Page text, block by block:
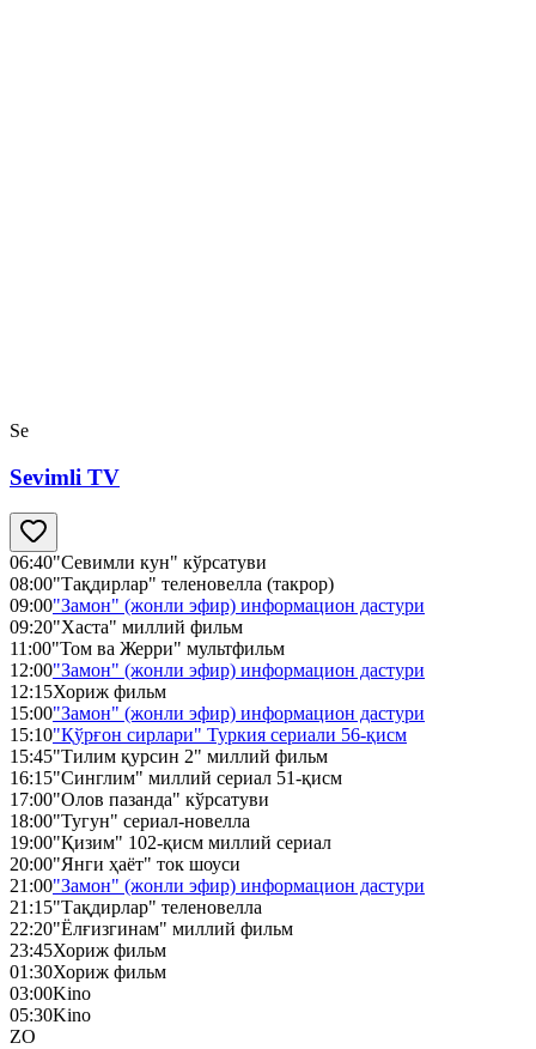
Se
Sevimli TV
06:40"Севимли кун" кўрсатуви
08:00"Тақдирлар" теленовелла (такрор)
09:00"Замон" (жонли эфир) информацион дастури
09:20"Хаста" миллий фильм
11:00"Том ва Жерри" мультфильм
12:00"Замон" (жонли эфир) информацион дастури
12:15Хориж фильм
15:00"Замон" (жонли эфир) информацион дастури
15:10"Қўрғон сирлари" Туркия сериали 56-қисм
15:45"Тилим қурсин 2" миллий фильм
16:15"Синглим" миллий сериал 51-қисм
17:00"Олов пазанда" кўрсатуви
18:00"Тугун" сериал-новелла
19:00"Қизим" 102-қисм миллий сериал
20:00"Янги ҳаёт" ток шоуси
21:00"Замон" (жонли эфир) информацион дастури
21:15"Тақдирлар" теленовелла
22:20"Ёлғизгинам" миллий фильм
23:45Хориж фильм
01:30Хориж фильм
03:00Kino
05:30Kino
ZO